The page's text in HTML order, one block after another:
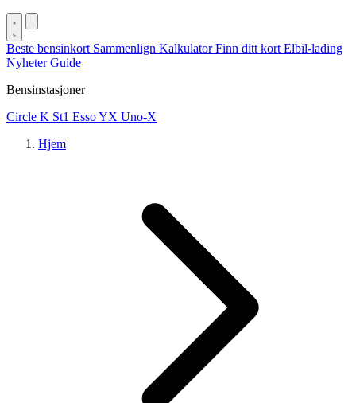
Beste bensinkort Sammenlign KalkulatorFinn ditt kort Elbil-lading
NyheterGuide
Bensinstasjoner
Circle K St1 EssoYX Uno-X
Hjem